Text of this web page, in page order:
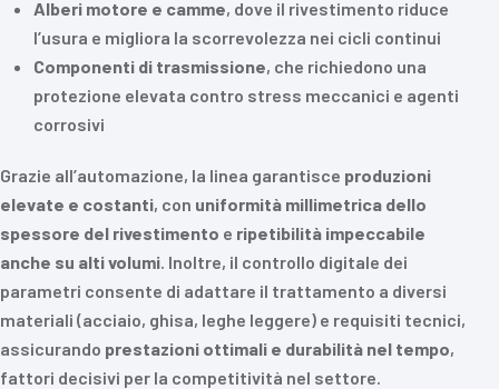
Alberi motore e camme, dove il rivestimento riduce
l’usura e migliora la scorrevolezza nei cicli continui
Componenti di trasmissione, che richiedono una
protezione elevata contro stress meccanici e agenti
corrosivi
Grazie all’automazione, la linea garantisce produzioni
elevate e costanti, con uniformità millimetrica dello
spessore del rivestimento e ripetibilità impeccabile
anche su alti volumi. Inoltre, il controllo digitale dei
parametri consente di adattare il trattamento a diversi
materiali (acciaio, ghisa, leghe leggere) e requisiti tecnici,
assicurando prestazioni ottimali e durabilità nel tempo,
fattori decisivi per la competitività nel settore.